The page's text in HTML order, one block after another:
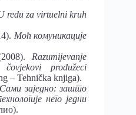
redu za virtuelni kruh
Моћ комуникације
Razumijevanje
produžeci
– Tehnička knjiga).
Сами заједно: зашто
него једни